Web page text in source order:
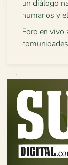
un diálogo
humanos y
Foro en vivo